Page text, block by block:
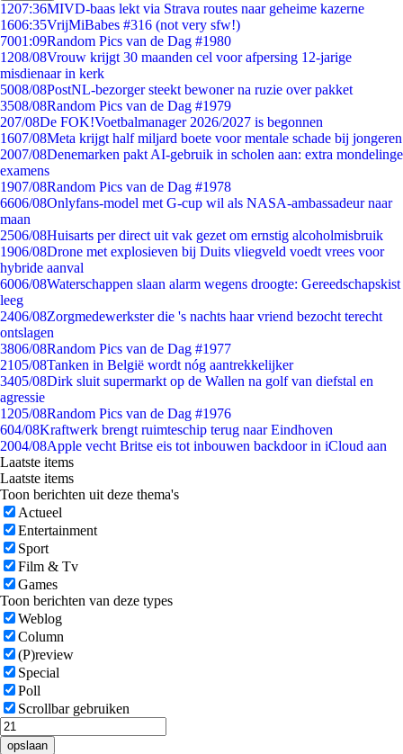
1207:36MIVD-baas lekt via Strava routes naar geheime kazerne
1606:35VrijMiBabes #316 (not very sfw!)
7001:09Random Pics van de Dag #1980
1208/08Vrouw krijgt 30 maanden cel voor afpersing 12-jarige
misdienaar in kerk
5008/08PostNL-bezorger steekt bewoner na ruzie over pakket
3508/08Random Pics van de Dag #1979
207/08De FOK!Voetbalmanager 2026/2027 is begonnen
1607/08Meta krijgt half miljard boete voor mentale schade bij jongeren
2007/08Denemarken pakt AI-gebruik in scholen aan: extra mondelinge
examens
1907/08Random Pics van de Dag #1978
6606/08Onlyfans-model met G-cup wil als NASA-ambassadeur naar
maan
2506/08Huisarts per direct uit vak gezet om ernstig alcoholmisbruik
1906/08Drone met explosieven bij Duits vliegveld voedt vrees voor
hybride aanval
6006/08Waterschappen slaan alarm wegens droogte: Gereedschapskist
leeg
2406/08Zorgmedewerkster die 's nachts haar vriend bezocht terecht
ontslagen
3806/08Random Pics van de Dag #1977
2105/08Tanken in België wordt nóg aantrekkelijker
3405/08Dirk sluit supermarkt op de Wallen na golf van diefstal en
agressie
1205/08Random Pics van de Dag #1976
604/08Kraftwerk brengt ruimteschip terug naar Eindhoven
2004/08Apple vecht Britse eis tot inbouwen backdoor in iCloud aan
Laatste items
Laatste items
Toon berichten uit deze thema's
Actueel
Entertainment
Sport
Film & Tv
Games
Toon berichten van deze types
Weblog
Column
(P)review
Special
Poll
Scrollbar gebruiken
opslaan